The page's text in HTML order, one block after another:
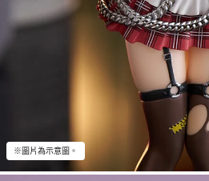
※圖片為示意圖。